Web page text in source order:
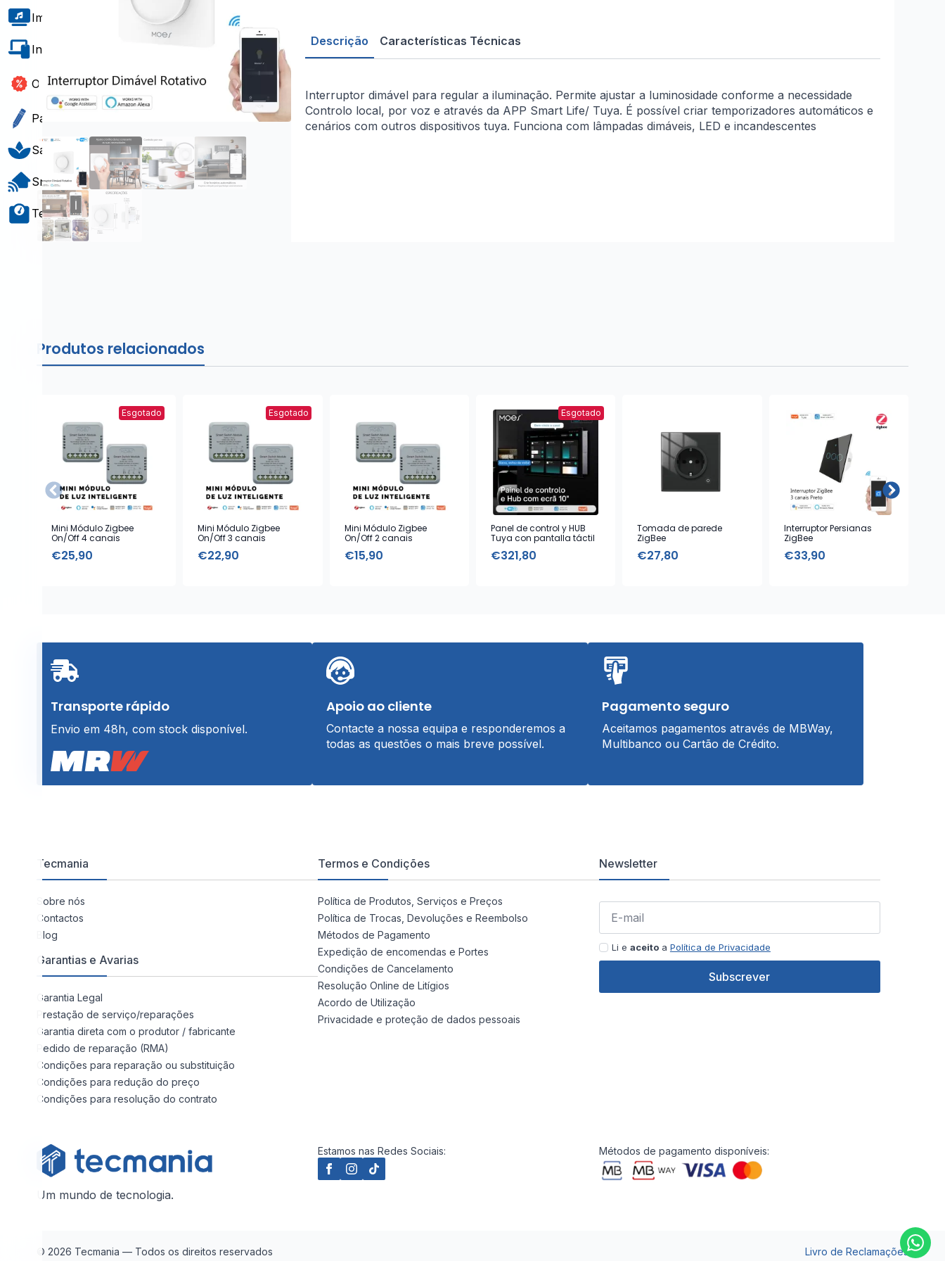
Outlet
Saúde e Bem-Estar
Smart Home
Teste e Medição
Descrição Características Técnicas
Interruptor dimável para regular a iluminação. Permite ajustar a luminosidade conforme a necessidade
Controlo local, por voz e através da APP Smart Life/ Tuya. É possível criar temporizadores automáticos e
cenários com outros dispositivos tuya. Funciona com lâmpadas dimáveis, LED e incandescentes
Produtos relacionados
Esgotado
Mini Módulo Zigbee
On/Off 4 canais
€25,90
Esgotado
Mini Módulo Zigbee
On/Off 3 canais
€22,90
Mini Módulo Zigbee
On/Off 2 canais
€15,90
Esgotado
Panel de control y HUB
Tuya con pantalla táctil
de 10”
€321,80
Tomada de parede
ZigBee
€27,80
Interruptor Persianas
ZigBee
€33,90
Transporte rápido
Envio em 48h, com stock disponível.
Apoio ao cliente
Contacte a nossa equipa e responderemos a
todas as questões o mais breve possível.
Pagamento seguro
Aceitamos pagamentos através de MBWay,
Multibanco ou Cartão de Crédito.
Tecmania
Sobre nós
Contactos
Blog
Garantias e Avarias
Garantia Legal
Prestação de serviço/reparações
Garantia direta com o produtor / fabricante
Pedido de reparação (RMA)
Condições para reparação ou substituição
Condições para redução do preço
Condições para resolução do contrato
Termos e Condições
Política de Produtos, Serviços e Preços
Política de Trocas, Devoluções e Reembolso
Métodos de Pagamento
Expedição de encomendas e Portes
Condições de Cancelamento
Resolução Online de Litígios
Acordo de Utilização
Privacidade e proteção de dados pessoais
Newsletter
Li e aceitoa Política de Privacidade
Subscrever
Um mundo de tecnologia.
Estamos nas Redes Sociais: Métodos de pagamento disponíveis:
© 2026 Tecmania — Todos os direitos reservados Livro de Reclamações